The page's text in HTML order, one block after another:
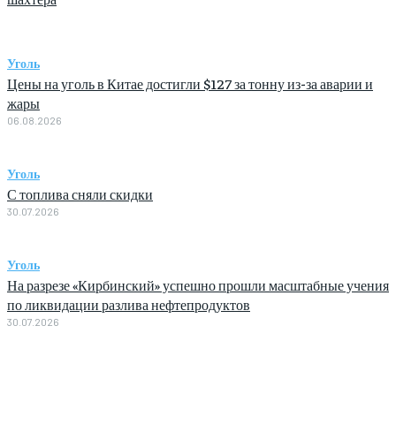
Уголь
Цены на уголь в Китае достигли $127 за тонну из-за аварии и
жары
06.08.2026
Уголь
С топлива сняли скидки
30.07.2026
Уголь
На разрезе «Кирбинский» успешно прошли масштабные учения
по ликвидации разлива нефтепродуктов
30.07.2026